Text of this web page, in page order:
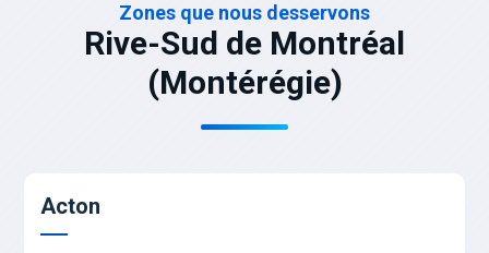
Zones que nous desservons
Rive-Sud de Montréal
(Montérégie)
Acton